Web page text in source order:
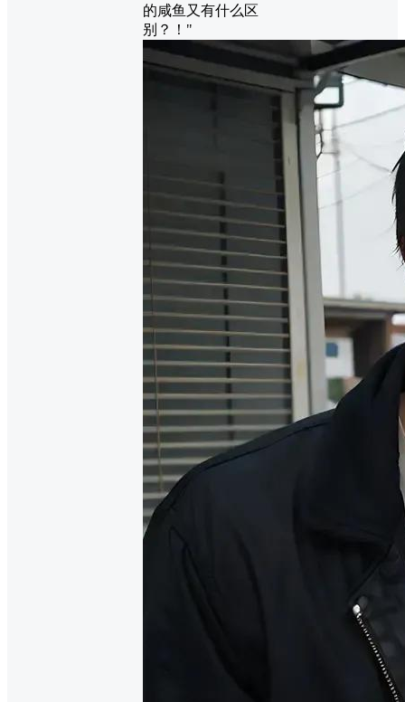
的咸鱼又有什么区
别？！"